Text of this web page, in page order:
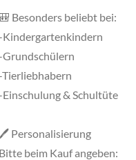
🎒 Besonders beliebt bei:
Kindergartenkindern
Grundschülern
Tierliebhabern
Einschulung & Schultüte
🖊️ Personalisierung
Bitte beim Kauf angeben: